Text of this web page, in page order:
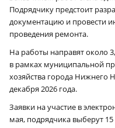
Подрядчику предстоит
документацию и провести
проведения ремонта.
На работы направят около
в рамках муниципальной
хозяйства города Нижнего
декабря 2026 года.
Заявки на участие в
мая, подрядчика выберут